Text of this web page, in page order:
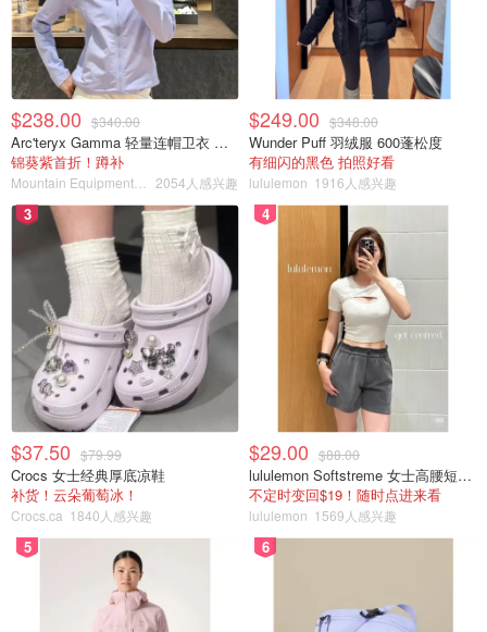
美丽废物 4200
突发！魁北克省紧停两项主要的移民
计划被叫停，将提出降低移民门槛的
方案！
是momo酱
$238.00 $340.00
Arc'teryx Gamma 轻量连帽卫衣 女款
锦葵紫首折！蹲补
2054人感兴趣
$249.00 $348.00
Wunder Puff 羽绒服 600蓬松度
有细闪的黑色 拍照好看
lululemon 1916人感兴趣
3
$37.50 $79.99
Crocs 女士经典厚底凉鞋
补货！云朵葡萄冰！
Crocs.ca 1840人感兴趣
4
$29.00 $88.00
lululemon Softstreme 女士高腰短裤 10cm
不定时变回$19！随时点进来看
lululemon 1569人感兴趣
5 6